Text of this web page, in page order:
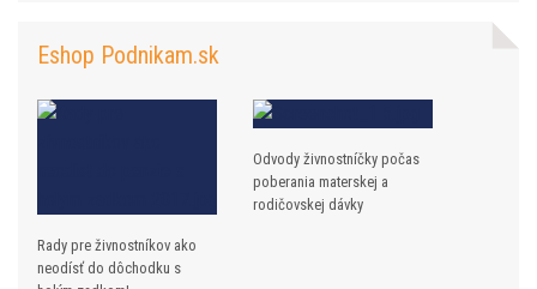
Eshop Podnikam.sk
Rady pre živnostníkov ako
neodísť do dôchodku s
Odvody živnostníčky počas
poberania materskej a
rodičovskej dávky